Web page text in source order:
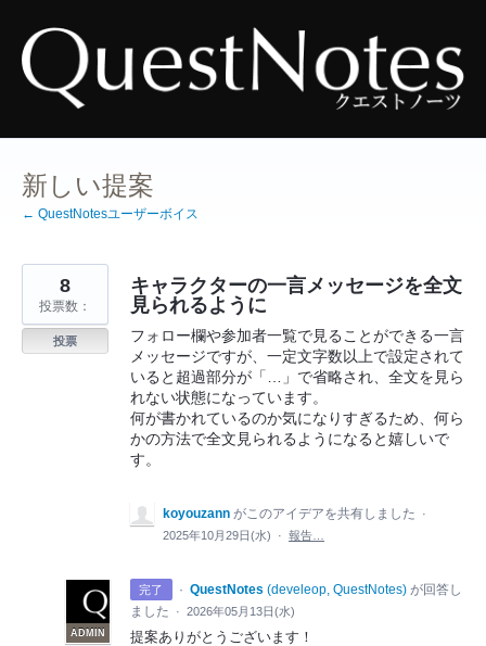
ン
テ
ン
ツ
新しい提案
← QuestNotesユーザーボイス
キャラクターの一言メッセージを全文
見られるように
フォロー欄や参加者一覧で見ることができる一言
メッセージですが、一定文字数以上で設定されて
いると超過部分が「…」で省略され、全文を見ら
れない状態になっています。
何が書かれているのか気になりすぎるため、何ら
かの方法で全文見られるようになると嬉しいで
す。
8
投票数：
投票
koyouzann がこのアイデアを共有しました
·
2025年10月29日(水)
· 報告…
完了 ·
ADMIN
QuestNotes (develeop, QuestNotes)が回答し
ました
· 2026年05月13日(水)
提案ありがとうございます！